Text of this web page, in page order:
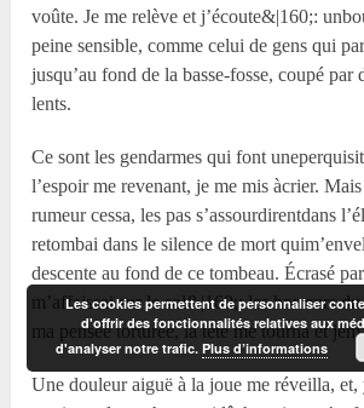
voûte. Je me relève et j’écoute&|160;:
peine sensible, comme celui de gens qui
jusqu’au fond de la basse-fosse, coupé par
lents.
Ce sont les gendarmes qui font
l’espoir me revenant, je me mis àcrier.
rumeur cessa, les pas s’assourdirentdans
retombai dans le silence de mort
descente au fond de ce tombeau. Écrasé
m’affaissai sur le sol&|160;; les horreurs
ma pensée torturée, la tête me tourna et
Une douleur aiguë à la joue me réveilla,
Les cookies permettent de personnaliser
d'offrir des fonctionnalités relatives aux
d'analyser notre trafic.Plus d’informations